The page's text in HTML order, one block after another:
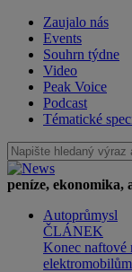
Zaujalo nás
Events
Souhrn týdne
Video
Peak Voice
Podcast
Tématické
peníze, ekonomika,
Autoprůmysl
ČLÁNEK
Konec naftové
elektromobilům